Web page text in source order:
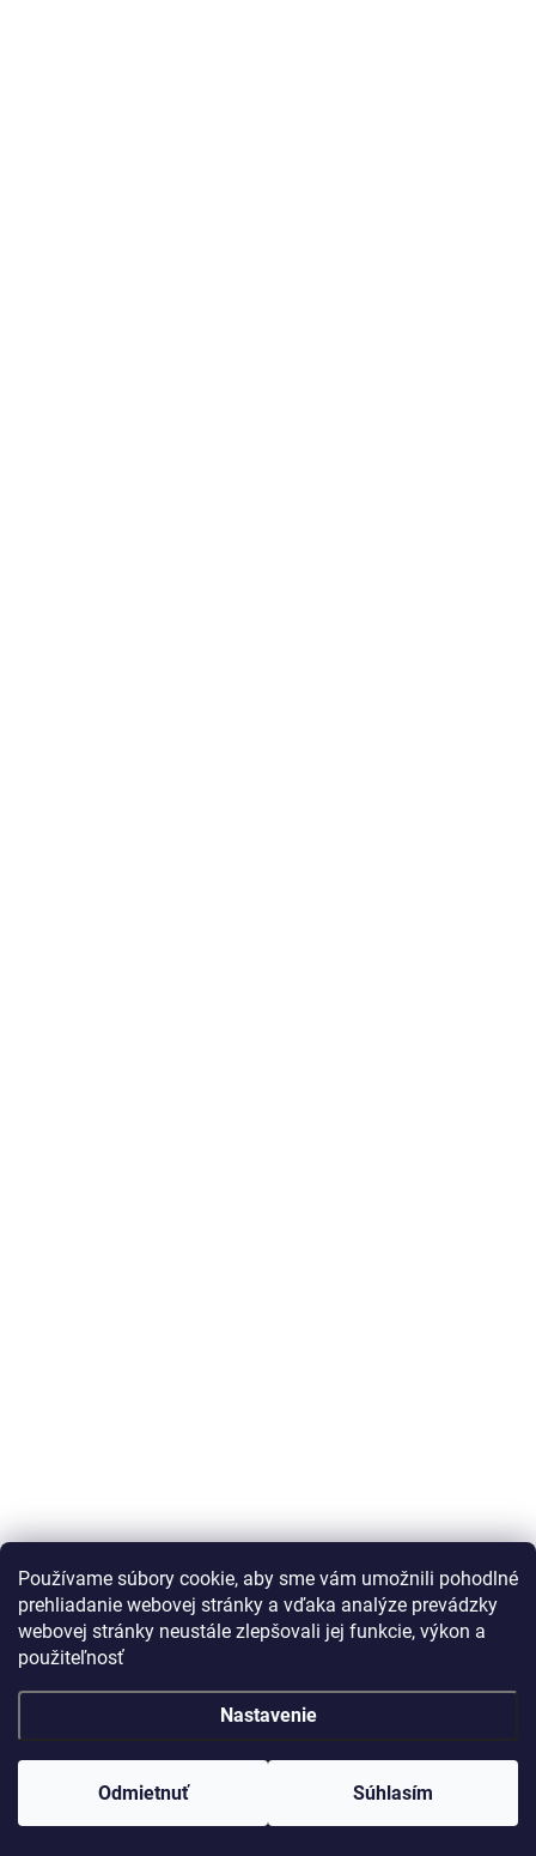
Používame súbory cookie, aby sme vám umožnili pohodlné
prehliadanie webovej stránky a vďaka analýze prevádzky
webovej stránky neustále zlepšovali jej funkcie, výkon a
použiteľnosť
Nastavenie
Odmietnuť Súhlasím